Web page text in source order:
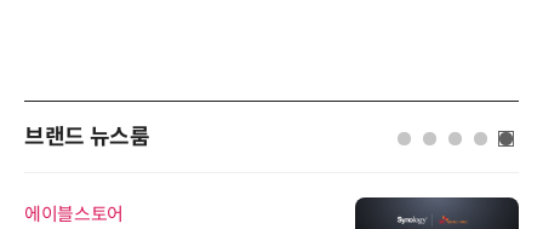
브랜드 뉴스룸
에이블스토어